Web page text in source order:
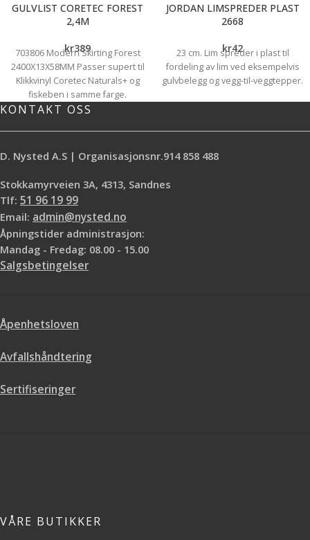
GULVLIST CORETEC FOREST
2,4M
kr389
703806 Modern Skirting Forest
2400X13X58MM Passer supert til
Klikkvinyl Coretec Naturals+ og
fiskeben i samme farge.
JORDAN LIMSPREDER PLAST
2668
kr42
23 cm. Lim spreder i plast til
fordeling av lim ved eksempelvis
gulvbelegg og vegg-til-veggtepper.
KONTAKT OSS
D. Nysted A.S | Organisasjonsnr.914 858 488
Stokkamyrveien 3A, 4313, Sandnes
Tlf: 51 96 19 99
Email: admin@nysted.no
Åpningstider administrasjon:
Mandag - Fredag: 08.00 - 15.00
Salgsbetingelser
Åpenhetsloven
Avfallshåndtering
Sertifiseringer
VÅRE BUTIKKER